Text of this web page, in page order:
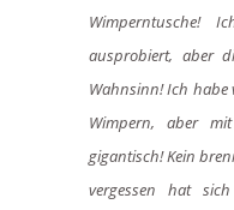
Wimperntusche!
ausprobiert, aber
Wahnsinn! Ich
Wimpern, aber
gigantisch! Kein
vergessen hat